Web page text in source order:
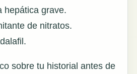
hepática grave.
de nitratos.
sobre tu historial antes de